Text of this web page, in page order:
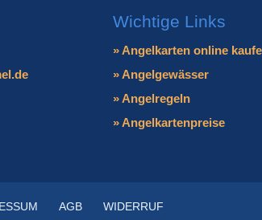
Wichtige Links
» Angelkarten online
» Angelgewässer
» Angelregeln
» Angelkartenpreise
AGB WIDERRUF